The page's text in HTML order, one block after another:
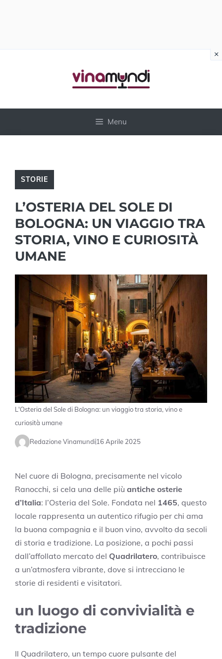
Menu
STORIE
L’OSTERIA DEL SOLE DI
BOLOGNA: UN VIAGGIO TRA
STORIA, VINO E CURIOSITÀ
UMANE
L'Osteria del Sole di Bologna: un viaggio tra storia, vino e
curiosità umane
Redazione Vinamundi16 Aprile 2025
Nel cuore di Bologna, precisamente nel vicolo
Ranocchi, si cela una delle più antiche osterie
d’Italia: l’Osteria del Sole. Fondata nel 1465, questo
locale rappresenta un autentico rifugio per chi ama
la buona compagnia e il buon vino, avvolto da secoli
di storia e tradizione. La posizione, a pochi passi
dall’affollato mercato del Quadrilatero, contribuisce
a un’atmosfera vibrante, dove si intrecciano le
storie di residenti e visitatori.
un luogo di convivialità e
tradizione
Il Quadrilatero, un tempo cuore pulsante del
×